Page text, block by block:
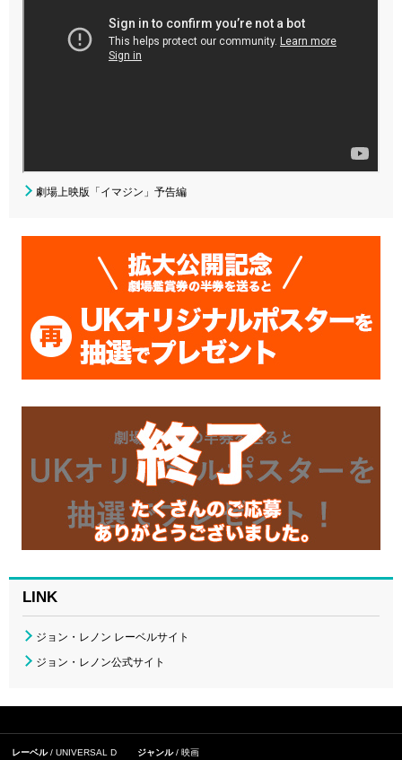
劇場上映版「イマジン」予告編
LINK
ジョン・レノン レーベルサイト
ジョン・レノン公式サイト
レーベル UNIVERSAL D ジャンル 映画